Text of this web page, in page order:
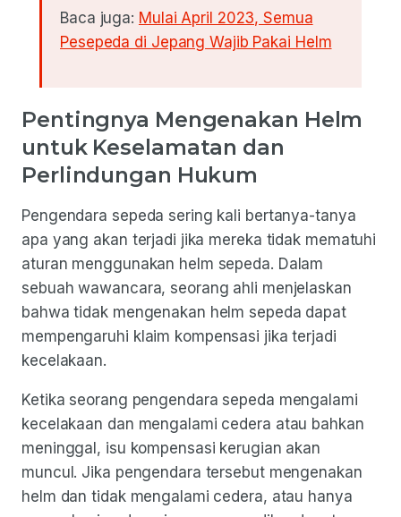
Baca juga: Mulai April 2023, Semua
Pesepeda di Jepang Wajib Pakai Helm
Pentingnya Mengenakan Helm
untuk Keselamatan dan
Perlindungan Hukum
Pengendara sepeda sering kali bertanya-tanya
apa yang akan terjadi jika mereka tidak mematuhi
aturan menggunakan helm sepeda. Dalam
sebuah wawancara, seorang ahli menjelaskan
bahwa tidak mengenakan helm sepeda dapat
mempengaruhi klaim kompensasi jika terjadi
kecelakaan.
Ketika seorang pengendara sepeda mengalami
kecelakaan dan mengalami cedera atau bahkan
meninggal, isu kompensasi kerugian akan
muncul. Jika pengendara tersebut mengenakan
helm dan tidak mengalami cedera, atau hanya